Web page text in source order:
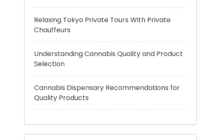
Understanding Cannabis Quality and Product
Selection
Quality Products
Recent Comments